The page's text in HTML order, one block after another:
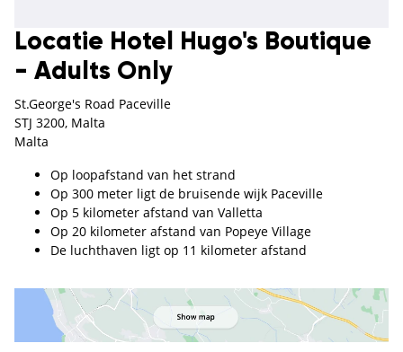
Locatie Hotel Hugo's Boutique
- Adults Only
St.George's Road Paceville
STJ 3200, Malta
Malta
Op loopafstand van het strand
Op 300 meter ligt de bruisende wijk Paceville
Op 5 kilometer afstand van Valletta
Op 20 kilometer afstand van Popeye Village
De luchthaven ligt op 11 kilometer afstand